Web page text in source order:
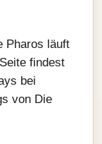
Pharos läuft
findest
bei
von Die